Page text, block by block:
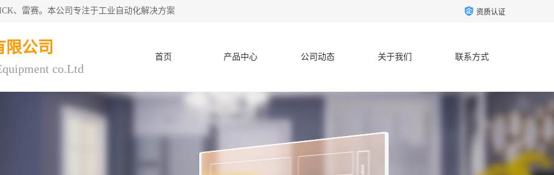
、雷赛。本公司专注于工业自动化解决方案 资质认证
限公司
co.Ltd
首页 产品中心 公司动态 关于我们 联系方式